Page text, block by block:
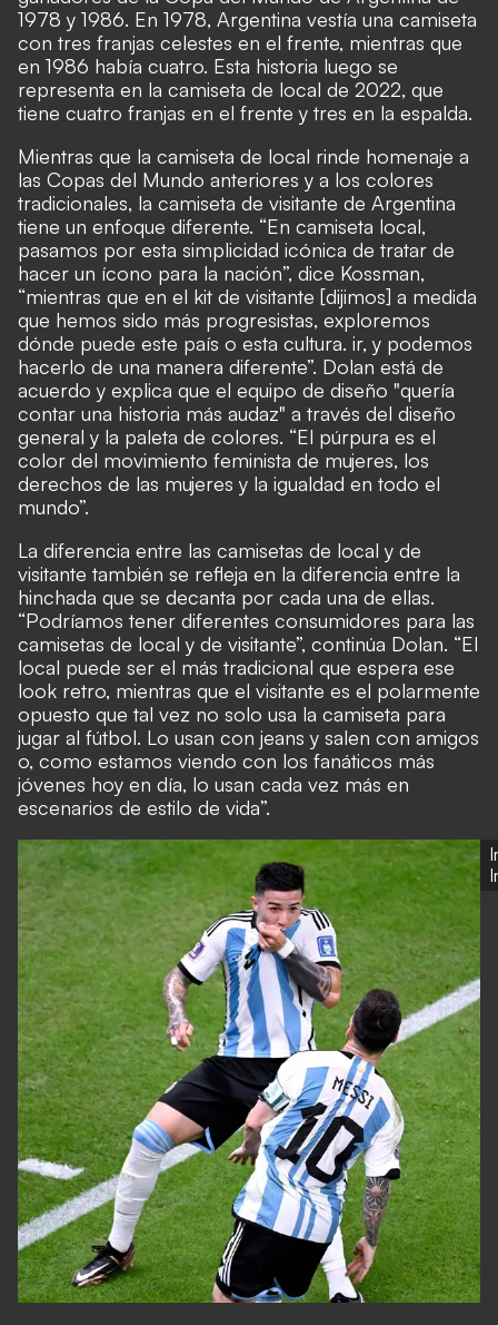
1978 y 1986. En 1978, Argentina vestía una camiseta
con tres franjas celestes en el frente, mientras que
en 1986 había cuatro. Esta historia luego se
representa en la camiseta de local de 2022, que
tiene cuatro franjas en el frente y tres en la espalda.
Mientras que la camiseta de local rinde homenaje a
las Copas del Mundo anteriores y a los colores
tradicionales, la camiseta de visitante de Argentina
tiene un enfoque diferente. “En camiseta local,
pasamos por esta simplicidad icónica de tratar de
hacer un ícono para la nación”, dice Kossman,
“mientras que en el kit de visitante [dijimos] a medida
que hemos sido más progresistas, exploremos
dónde puede este país o esta cultura. ir, y podemos
hacerlo de una manera diferente”. Dolan está de
acuerdo y explica que el equipo de diseño "quería
contar una historia más audaz" a través del diseño
general y la paleta de colores. “El púrpura es el
color del movimiento feminista de mujeres, los
derechos de las mujeres y la igualdad en todo el
mundo”.
La diferencia entre las camisetas de local y de
visitante también se refleja en la diferencia entre la
hinchada que se decanta por cada una de ellas.
“Podríamos tener diferentes consumidores para las
camisetas de local y de visitante”, continúa Dolan. “El
local puede ser el más tradicional que espera ese
look retro, mientras que el visitante es el polarmente
opuesto que tal vez no solo usa la camiseta para
jugar al fútbol. Lo usan con jeans y salen con amigos
o, como estamos viendo con los fanáticos más
jóvenes hoy en día, lo usan cada vez más en
escenarios de estilo de vida”.